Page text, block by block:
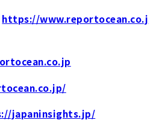
https://www.reportocean.co.j
japaninsights.jp/